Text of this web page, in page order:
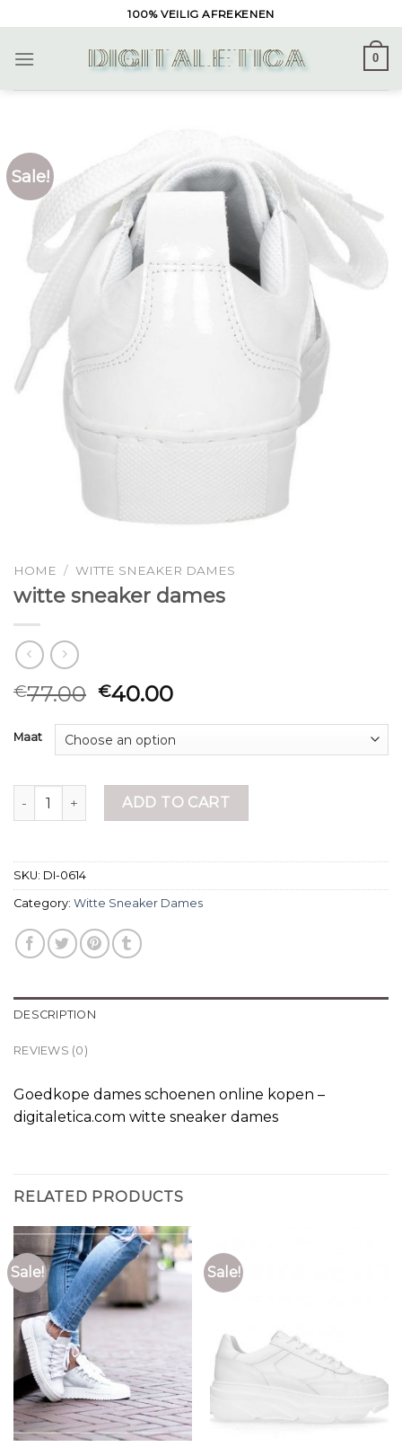
to
content
100% VEILIG AFREKENEN
0
Sale!
HOME / WITTE SNEAKER DAMES
witte sneaker dames
€77.00 €40.00
Maat
witte sneaker dames quantity
ADD TO CART
SKU: DI-0614
Category: Witte Sneaker Dames
DESCRIPTION
REVIEWS (0)
Goedkope dames schoenen online kopen –
digitaletica.com witte sneaker dames
RELATED PRODUCTS
Sale! Sale!